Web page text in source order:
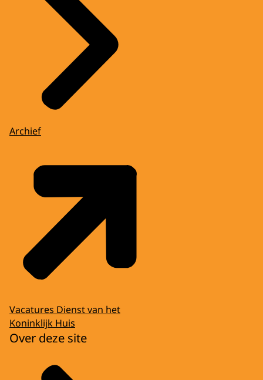
Archief
Vacatures Dienst van het
Koninklijk Huis
Over deze site